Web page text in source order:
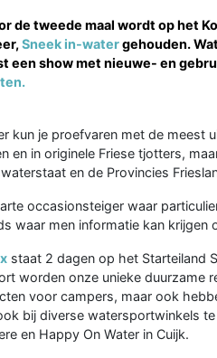
de tweede maal wordt op het
Sneek in-watergehouden.
een show met nieuwe- en
kun je proefvaren met de meest
en in originele Friese tjotters,
en de Provincies
occasionsteiger waar
waar men informatie kan
staat 2 dagen op het Starteiland
worden onze unieke duurzame
voor campers, maar ook
bij diverse watersportwinkels
en Happy On Water in Cuijk.